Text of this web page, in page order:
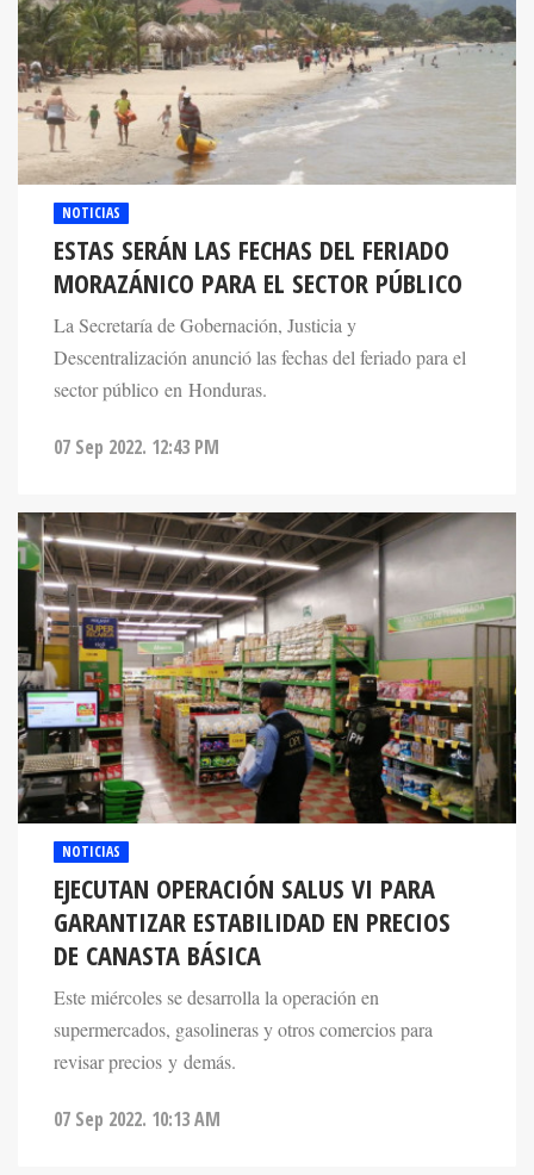
NOTICIAS
ESTAS SERÁN LAS FECHAS DEL FERIADO
MORAZÁNICO PARA EL SECTOR PÚBLICO
La Secretaría de Gobernación, Justicia y
Descentralización anunció las fechas del feriado para el
sector público en Honduras.
07 Sep 2022. 12:43 PM
NOTICIAS
EJECUTAN OPERACIÓN SALUS VI PARA
GARANTIZAR ESTABILIDAD EN PRECIOS
DE CANASTA BÁSICA
Este miércoles se desarrolla la operación en
supermercados, gasolineras y otros comercios para
revisar precios y demás.
07 Sep 2022. 10:13 AM